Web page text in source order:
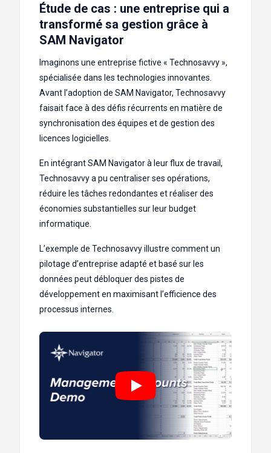
Étude de cas : une entreprise qui a
transformé sa gestion grâce à
SAM Navigator
Imaginons une entreprise fictive « Technosavvy »,
spécialisée dans les technologies innovantes.
Avant l’adoption de SAM Navigator, Technosavvy
faisait face à des défis récurrents en matière de
synchronisation des équipes et de gestion des
licences logicielles.
En intégrant SAM Navigator à leur flux de travail,
Technosavvy a pu centraliser ses opérations,
réduire les tâches redondantes et réaliser des
économies substantielles sur leur budget
informatique.
L’exemple de Technosavvy illustre comment un
pilotage d’entreprise adapté et basé sur les
données peut débloquer des pistes de
développement en maximisant l’efficience des
processus internes.